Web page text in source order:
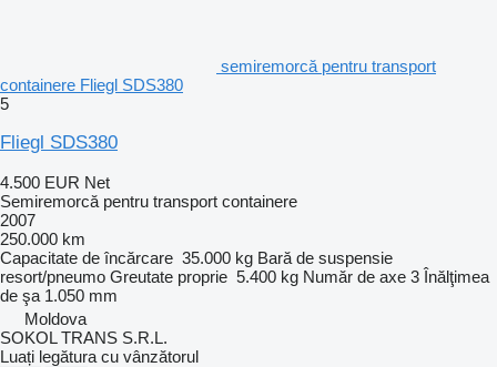
semiremorcă pentru transport
containere Fliegl SDS380
5
Fliegl SDS380
4.500 EUR Net
Semiremorcă pentru transport containere
2007
250.000 km
Capacitate de încărcare 35.000 kg Bară de suspensie
resort/pneumo Greutate proprie 5.400 kg Număr de axe 3 Înălţimea
de şa 1.050 mm
Moldova
SOKOL TRANS S.R.L.
Luați legătura cu vânzătorul